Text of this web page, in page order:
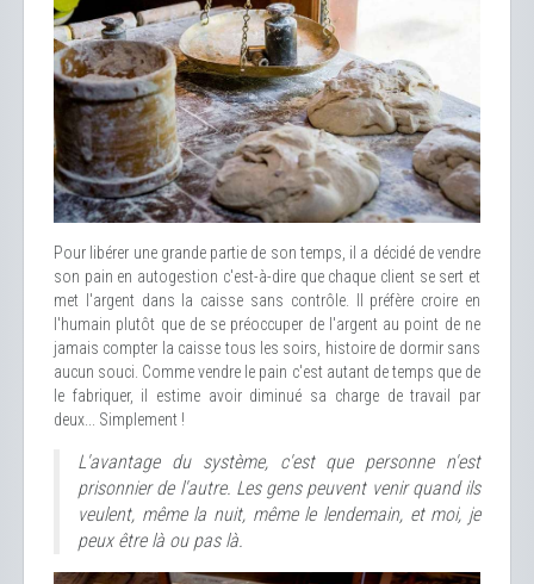
Pour libérer une grande partie de son temps, il a décidé de vendre
son pain en autogestion c'est-à-dire que chaque client se sert et
met l'argent dans la caisse sans contrôle. Il préfère croire en
l'humain plutôt que de se préoccuper de l'argent au point de ne
jamais compter la caisse tous les soirs, histoire de dormir sans
aucun souci. Comme vendre le pain c'est autant de temps que de
le fabriquer, il estime avoir diminué sa charge de travail par
deux... Simplement !
L'avantage du système, c'est que personne n'est
prisonnier de l'autre. Les gens peuvent venir quand ils
veulent, même la nuit, même le lendemain, et moi, je
peux être là ou pas là.